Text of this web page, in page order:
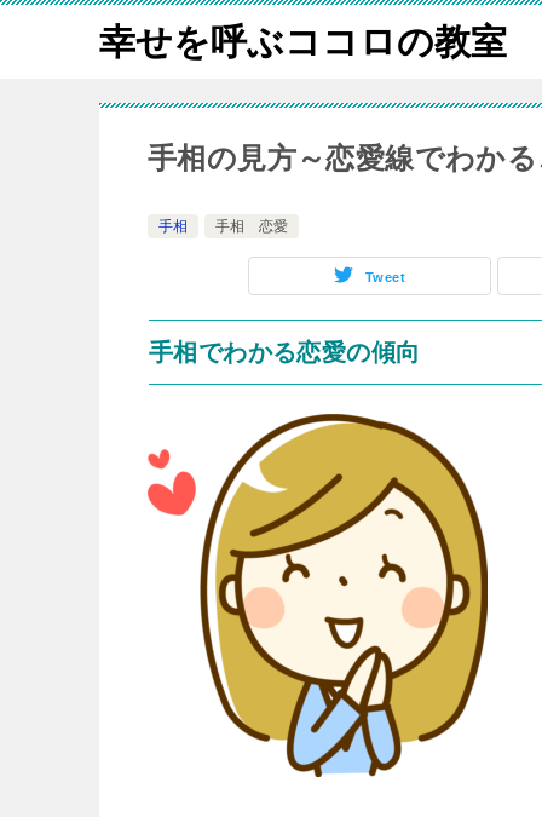
幸せを呼ぶココロの教室
手相の見方～恋愛線でわかる
手相 手相 恋愛
Tweet
手相でわかる恋愛の傾向